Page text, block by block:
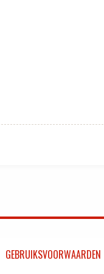
GEBRUIKSVOORWAARDEN